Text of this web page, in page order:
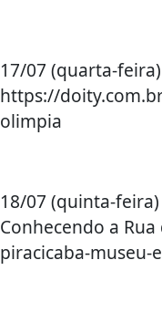
17/07 (quarta-
https://
olimpia
18/07 (quinta-
Conhecendo a
piracicaba-museu-